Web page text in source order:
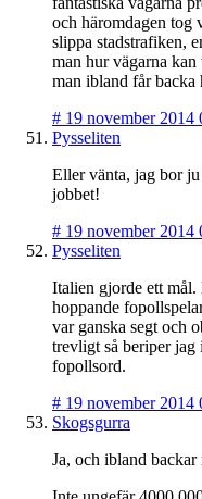
och häromdagen tog
slippa stadstrafiken,
man hur vägarna
man ibland får backa
# 19 november 2014
Pysseliten
Eller vänta, jag bor
jobbet!
# 19 november 2014
Pysseliten
Italien gjorde ett
hoppande
var ganska segt och
trevligt så beriper jag
fopollsord.
# 19 november 2014
Skogsgurra
Ja, och ibland